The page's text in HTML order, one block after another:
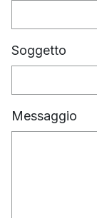
Soggetto
Messaggio